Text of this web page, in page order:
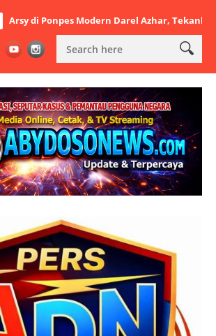
Modern Darel Azhar, Tekankan